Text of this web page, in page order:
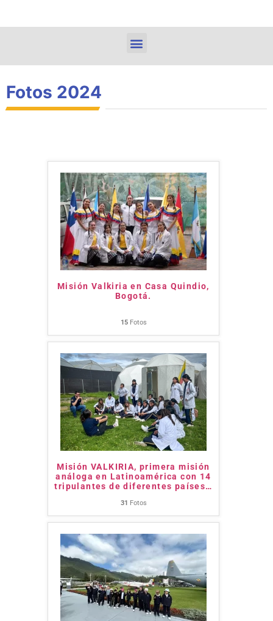
Fotos 2024
Misión Valkiria en Casa Quindio,
Bogotá.
15Fotos
Misión VALKIRIA, primera misión
análoga en Latinoamérica con 14
tripulantes de diferentes países…
31 Fotos